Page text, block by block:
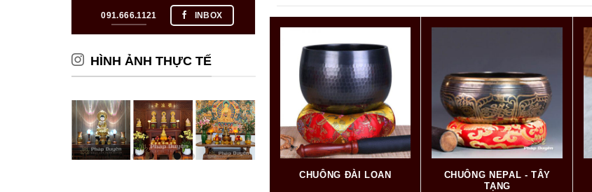
091.666.1121 INBOX
HÌNH ẢNH THỰC TẾ
CHUÔNG ĐÀI LOAN
CHUÔNG NEPAL - TÂY
TẠNG